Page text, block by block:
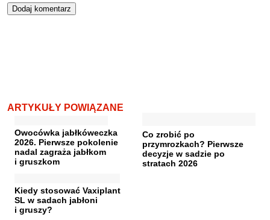
ARTYKUŁY POWIĄZANE
Owocówka jabłkóweczka
2026. Pierwsze pokolenie
nadal zagraża jabłkom
i gruszkom
Co zrobić po
przymrozkach? Pierwsze
decyzje w sadzie po
stratach 2026
Kiedy stosować Vaxiplant
SL w sadach jabłoni
i gruszy?